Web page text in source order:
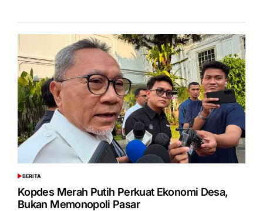
POSTED
IN
BERITA
Kopdes Merah Putih Perkuat Ekonomi Desa,
Bukan Memonopoli Pasar